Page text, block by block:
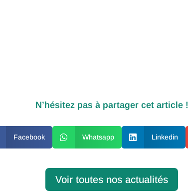
N’hésitez pas à partager cet article !
Facebook  Whatsapp  Linkedin
Voir toutes nos actualités